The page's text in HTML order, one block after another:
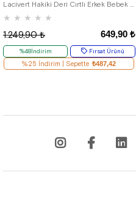
★ ★ ★ ★ ★
649,90 ₺
1.249,90 ₺
%48İndirim Fırsat Ürünü
%25 İndirim | Sepette ₺487,42